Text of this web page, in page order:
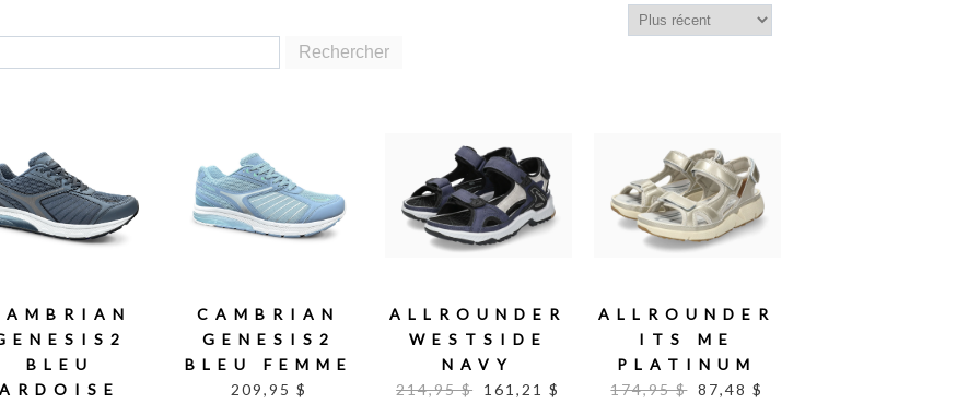
Rechercher
BLEU
ARDOISE
CAMBRIAN
GENESIS2
BLEU FEMME
209,95 $
ALLROUNDER
WESTSIDE
NAVY
214,95 $
161,21 $
ALLROUNDER
ITS ME
PLATINUM
174,95 $ 87,48 $